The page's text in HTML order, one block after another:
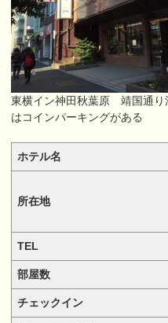
東横イン神田秋葉原 靖国通り
はコインパーキングがある
ホテル名
所在地
TEL
部屋数
チェックイン